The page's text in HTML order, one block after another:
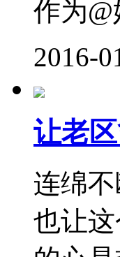
作为
2016-
让老
连绵
也让